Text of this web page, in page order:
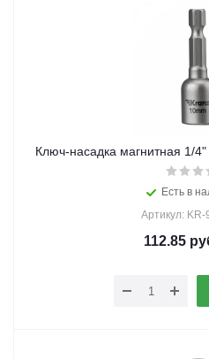
Ключ-насадка магнитная 1/
Есть в
Артикул:
112.85